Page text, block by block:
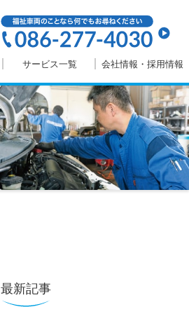
サービス一覧 会社情報・採用情報
最新記事